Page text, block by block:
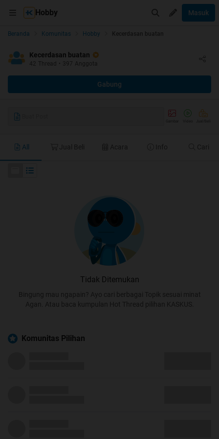
Hobby Masuk
Beranda Komunitas Hobby Kecerdasan buatan
Kecerdasan buatan
42 Thread • 397 Anggota
Gabung
All Jual Beli Acara Info Cari
Tidak Ditemukan
Bingung mau ngapain? Ayo cari berbagai Topik sesuai minat
Agan. Atau baca kumpulan Hot Thread pilihan KASKUS.
Komunitas Pilihan